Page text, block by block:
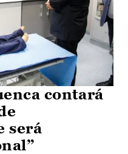
contará
será